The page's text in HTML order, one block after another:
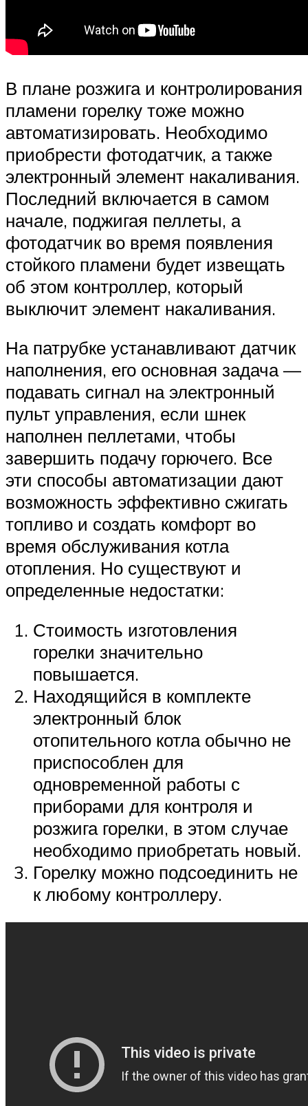
В плане розжига и контролирования
пламени горелку тоже можно
автоматизировать. Необходимо
приобрести фотодатчик, а также
электронный элемент накаливания.
Последний включается в самом
начале, поджигая пеллеты, а
фотодатчик во время появления
стойкого пламени будет извещать
об этом контроллер, который
выключит элемент накаливания.
На патрубке устанавливают датчик
наполнения, его основная задача —
подавать сигнал на электронный
пульт управления, если шнек
наполнен пеллетами, чтобы
завершить подачу горючего. Все
эти способы автоматизации дают
возможность эффективно сжигать
топливо и создать комфорт во
время обслуживания котла
отопления. Но существуют и
определенные недостатки:
Стоимость изготовления
горелки значительно
повышается.
Находящийся в комплекте
электронный блок
отопительного котла обычно не
приспособлен для
одновременной работы с
приборами для контроля и
розжига горелки, в этом случае
необходимо приобретать новый.
Горелку можно подсоединить не
к любому контроллеру.